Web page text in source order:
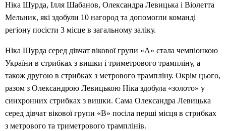
Ніка Шурда, Ілля Шабанов, Олександра Левицька і Віолетта
Мельник, які здобули 10 нагород та допомогли команді
регіону посісти 3 місце в загальному заліку.
Ніка Шурда серед дівчат вікової групи «А» стала чемпіонкою
України в стрибках з вишки і триметрового трампліну, а
також другою в стрибках з метрового трампліну. Окрім цього,
разом з Олександрою Левицькою Ніка здобула «золото» у
синхронних стрибках з вишки. Сама Олександра Левицька
серед дівчат вікової групи «В» посіла перші місця в стрибках
з метрового та триметрового трамплінів.